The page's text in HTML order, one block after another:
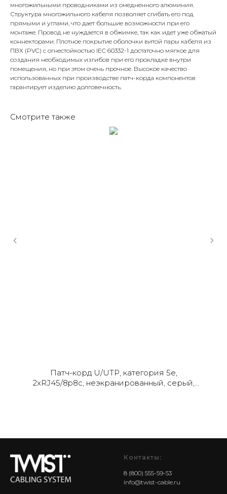
многожильными проводниками из омедненного алюминия.
Структура многожильного кабеля позволяет сгибать его под
прямыми и углами, что дает большие возможности при его
монтаже. Провод не нуждается в обжимке, так как идет уже обжатый
коннекторами. Плотное покрытие оболочки витой пары кабеля из
ПВХ (PVC) с огнестойкостью IEC 60332-1 достаточно мягкое для
создания необходимых изгибов при его прокладке внутри
помещения, но при этом очень прочное. Высокое качество
использованных при производстве патч-корда компонентов
гарантирует изделию долговечность.
Смотрите также
Патч-корд U/UTP, категория 5е,
2xRJ45/8p8c, неэкранированный, серый,
Контакты:
8 (800) 555-59-53
info@twist-cable.ru